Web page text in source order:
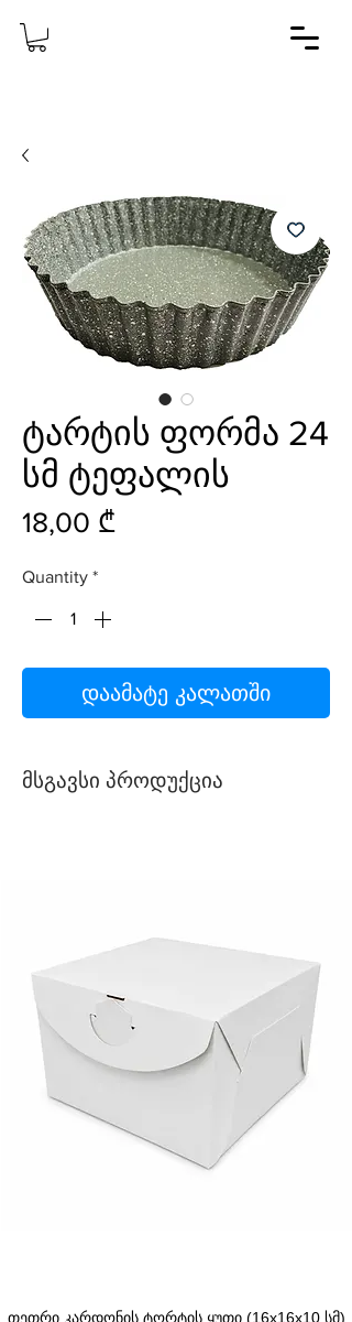
ტარტის ფორმა 24
სმ ტეფალის
18,00 ₾
Quantity *
დაამატე კალათში
მსგავსი პროდუქცია
თეთრი კარდონის ტორტის ყუთი (16x16x10 სმ)